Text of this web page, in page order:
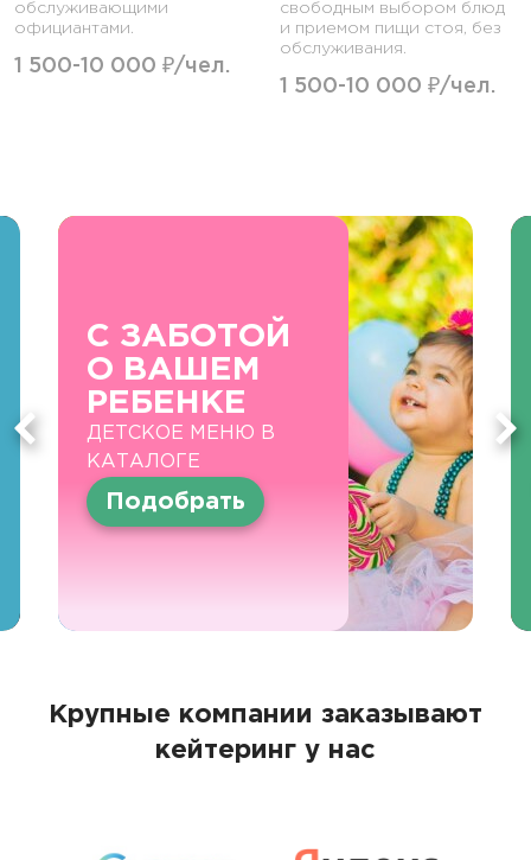
обслуживающими
официантами.
1 500-10 000 ₽/чел.
свободным выбором блюд
и приемом пищи стоя, без
обслуживания.
1 500-10 000 ₽/чел.
С ЗАБОТОЙ
О ВАШЕМ
РЕБЕНКЕ
ДЕТСКОЕ МЕНЮ В
КАТАЛОГЕ
Подобрать
Крупные компании заказывают
кейтеринг у нас